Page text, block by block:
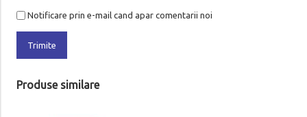
Notificare prin e-mail cand apar comentarii noi
Trimite
Produse similare